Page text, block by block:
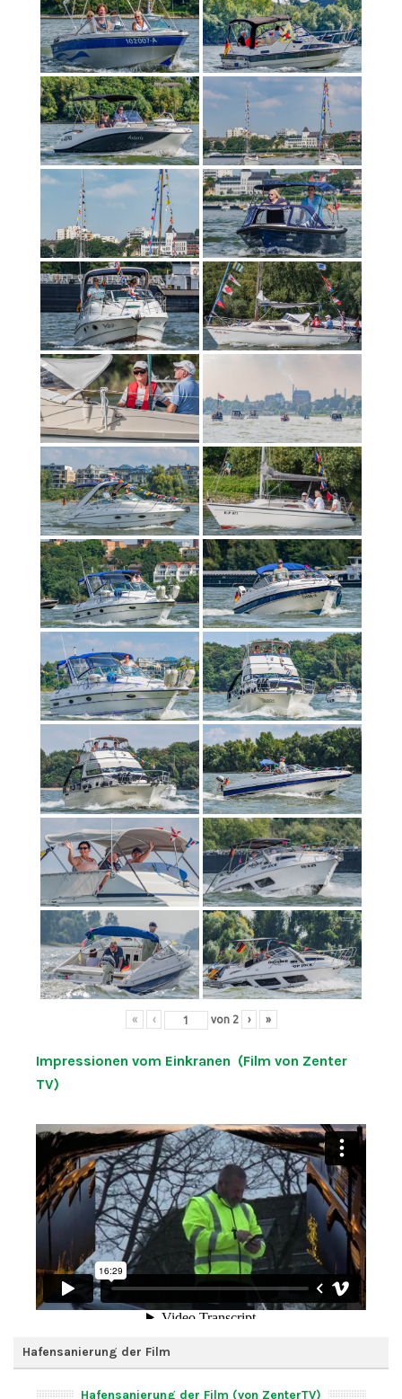
« ‹ von 2 › »
Impressionen vom Einkranen (Film von Zenter
TV)
Hafensanierung der Film
Hafensanierung der Film (von ZenterTV)